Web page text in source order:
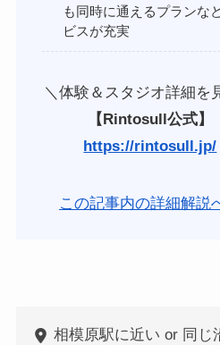
も同時に通えるプランな
ビスが充実
＼体験＆スタジオ詳細を
【Rintosull公式】
https://rintosull.jp/
この記事内の詳細解説
相模原駅に近い or 同じ